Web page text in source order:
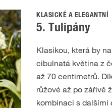
KLASICKÉ A ELEGANTNÍ
5. Tulipány
Klasikou, která by
cibulnatá květina z
až 70 centimetrů.
růžové až po zářivě
kombinaci s dalšími